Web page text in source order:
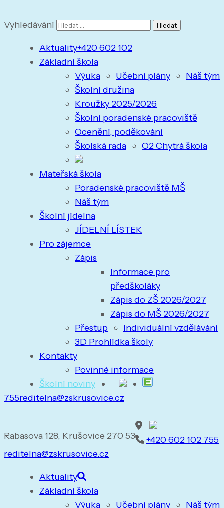
Vyhledávání
Aktuality
Základní škola
Výuka
Učební plány
Náš tým
Školní družina
Kroužky 2025/2026
Školní poradenské pracoviště
Ocenění, poděkování
Školská rada
O2 Chytrá škola
Mateřská škola
Poradenské pracoviště MŠ
Náš tým
Školní jídelna
JÍDELNÍ LÍSTEK
Pro zájemce
Zápis
Informace pro
předškoláky
Zápis do ZŠ 2026/2027
Zápis do MŠ 2026/2027
Přestup
Individuální vzdělávání
3D Prohlídka školy
Kontakty
Povinné informace
Školní noviny
+420 602 102
755reditelna@zskrusovice.cz
Rabasova 128, Krušovice 270 53
+420 602 102 755
reditelna@zskrusovice.cz
Aktuality
Základní škola
Výuka
Učební plány
Náš tým